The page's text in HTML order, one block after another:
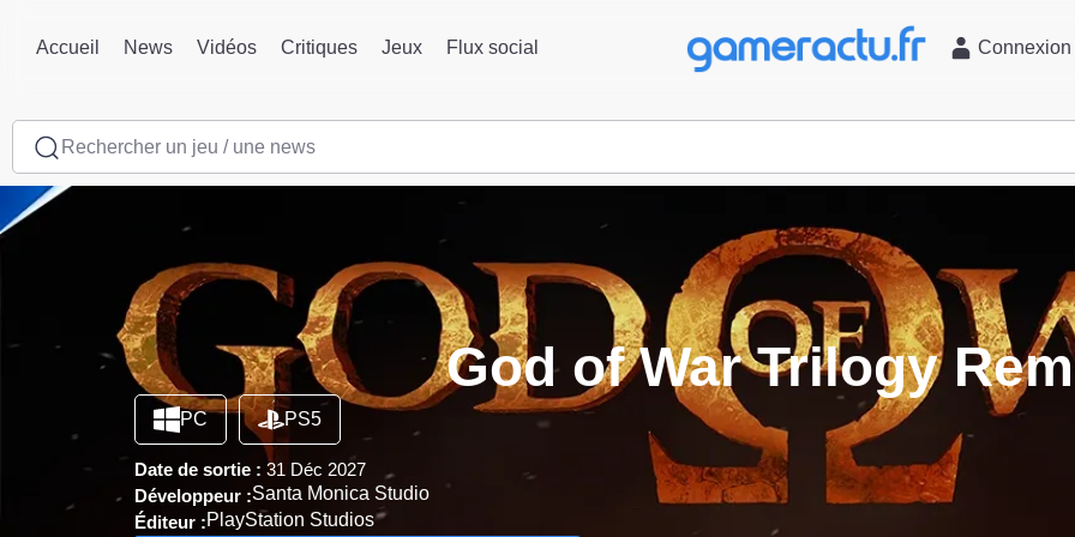
Accueil News Vidéos Critiques Jeux Flux social Connexion
Rechercher un jeu / une news
God of War Trilogy
PC PS5
Date de sortie : 31 Déc 2027
Développeur :Santa Monica Studio
Éditeur :PlayStation Studios